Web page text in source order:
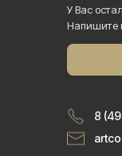
У Вас
Напишите
8